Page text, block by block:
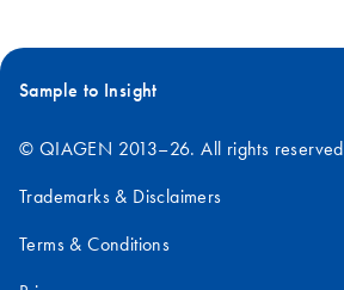
Sample to Insight
© QIAGEN 2013–26. All rights reserved
Trademarks & Disclaimers
Terms & Conditions